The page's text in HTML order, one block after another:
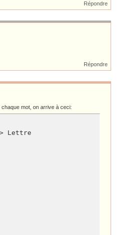
Répondre
Répondre
mot, on arrive à ceci:
> Lettre